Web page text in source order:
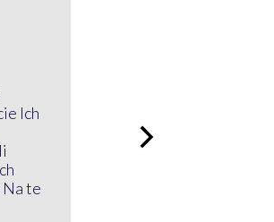
Ich
Na te